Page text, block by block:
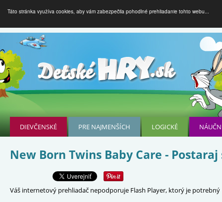
Táto stránka využíva cookies, aby vám zabezpečila pohodlné prehliadanie tohto webu...
DIEVČENSKÉ PRE NAJMENŠÍCH LOGICKÉ
New Born Twins Baby Care -
Váš internetový prehliadač nepodporuje Flash Player, ktorý je